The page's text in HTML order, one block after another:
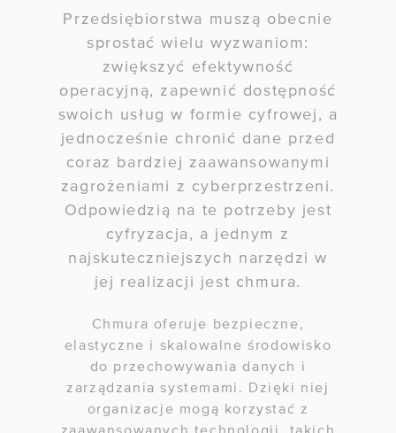
Przedsiębiorstwa muszą obecnie
sprostać wielu wyzwaniom:
zwiększyć efektywność
operacyjną, zapewnić dostępność
swoich usług w formie cyfrowej, a
jednocześnie chronić dane przed
coraz bardziej zaawansowanymi
zagrożeniami z cyberprzestrzeni.
Odpowiedzią na te potrzeby jest
cyfryzacja, a jednym z
najskuteczniejszych narzędzi w
jej realizacji jest chmura.
Chmura oferuje bezpieczne,
elastyczne i skalowalne środowisko
do przechowywania danych i
zarządzania systemami. Dzięki niej
organizacje mogą korzystać z